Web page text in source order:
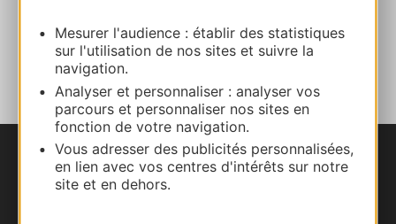
Mesurer l'audience : établir des statistiques
sur l'utilisation de nos sites et suivre la
navigation.
Analyser et personnaliser : analyser vos
parcours et personnaliser nos sites en
fonction de votre navigation.
Vous adresser des publicités personnalisées,
en lien avec vos centres d'intérêts sur notre
site et en dehors.
AJOUTER
AU CARNET
Nous contacter